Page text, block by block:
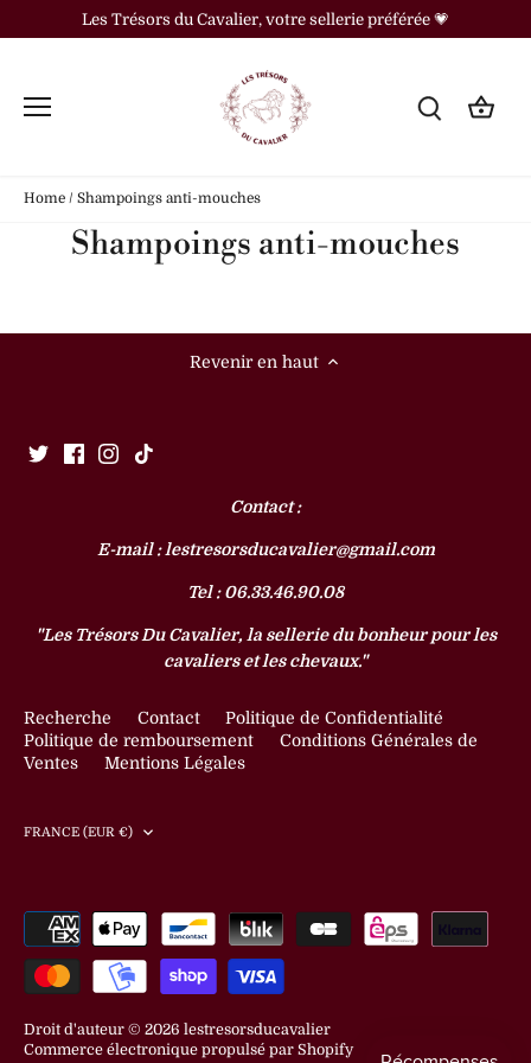
Les Trésors du Cavalier, votre sellerie préférée 💗
Home / Shampoings anti-mouches
Shampoings anti-mouches
Revenir en haut
Contact :
E-mail : lestresorsducavalier@gmail.com
Tel : 06.33.46.90.08
"Les Trésors Du Cavalier, la sellerie du bonheur pour les
cavaliers et les chevaux."
Recherche Contact
Politique de Confidentialité
Politique de remboursement
Conditions Générales de
Ventes
Mentions Légales
Devise
FRANCE (EUR €)
Droit d'auteur © 2026 lestresorsducavalier
Commerce électronique propulsé par Shopify